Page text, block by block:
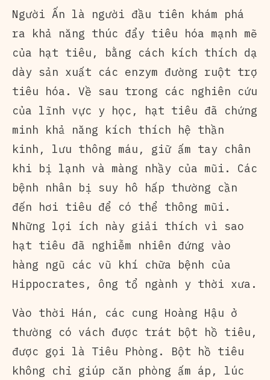
Người Ấn là người đầu tiên khám phá
ra khả năng thúc đẩy tiêu hóa mạnh mẽ
của hạt tiêu, bằng cách kích thích dạ
dày sản xuất các enzym đường ruột trợ
tiêu hóa. Về sau trong các nghiên cứu
của lĩnh vực y học, hạt tiêu đã chứng
minh khả năng kích thích hệ thần
kinh, lưu thông máu, giữ ấm tay chân
khi bị lạnh và màng nhầy của mũi. Các
bệnh nhân bị suy hô hấp thường cần
đến hơi tiêu để có thể thông mũi.
Những lợi ích này giải thích vì sao
hạt tiêu đã nghiễm nhiên đứng vào
hàng ngũ các vũ khí chữa bệnh của
Hippocrates, ông tổ ngành y thời xưa.
Vào thời Hán, các cung Hoàng Hậu ở
thường có vách được trát bột hồ tiêu,
được gọi là Tiêu Phòng. Bột hồ tiêu
không chỉ giúp căn phòng ấm áp, lúc